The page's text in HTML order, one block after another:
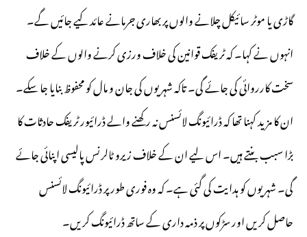
گاڑی یا موٹر سائیکل چلانے والوں پر بھاری جرمانے عائد کیے جائیں گے۔
انہوں نے کہا۔ کہ ٹریفک قوانین کی خلاف ورزی کرنے والوں کے خلاف
سخت کارروائی کی جائے گی۔ تاکہ شہریوں کی جان و مال کو محفوظ بنایا جا سکے۔
ان کا مزید کہنا تھا کہ ڈرائیونگ لائسنس نہ رکھنے والے ڈرائیور ٹریفک حادثات کا
بڑا سبب بنتے ہیں۔ اس لیے ان کے خلاف زیرو ٹالرنس پالیسی اپنائی جائے
گی۔ شہریوں کو ہدایت کی گئی ہے۔ کہ وہ فوری طور پر ڈرائیونگ لائسنس
حاصل کریں اور سڑکوں پر ذمہ داری کے ساتھ ڈرائیونگ کریں۔